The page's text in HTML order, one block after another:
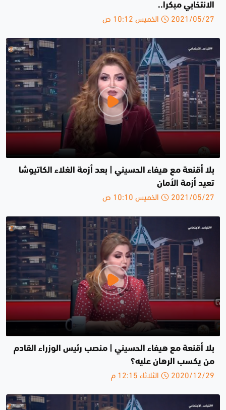
الانتخابي مبكرا..
2021/05/27 الخميس 10:12 ص
بلا أقنعة مع هيفاء الحسيني | بعد أزمة الغلاء الكاتيوشا
تعيد أزمة الأمان
2021/05/27 الخميس 10:10 ص
بلا أقنعة مع هيفاء الحسيني | منصب رئيس الوزراء القادم
من يكسب الرهان عليه؟
2020/12/29 الثلاثاء 12:15 م